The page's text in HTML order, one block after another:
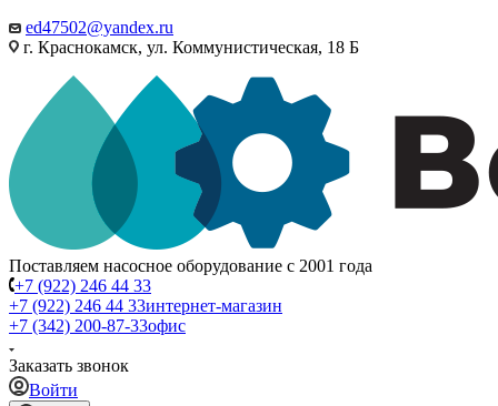
ed47502@yandex.ru
г. Краснокамск, ул. Коммунистическая, 18 Б
Поставляем насосное оборудование с 2001 года
+7 (922) 246 44 33
+7 (922) 246 44 33интернет-магазин
+7 (342) 200-87-33офис
Заказать звонок
Войти